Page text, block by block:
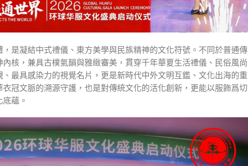
是凝結中式禮儀、東方美學與民族精神的文化符號。不同於普通傳
核，兼具古樸氣韻與雅緻審美，貫穿千年華夏生活禮儀、民俗風尚
最具感染力的視覺名片，更是新時代中外文明互鑑、文化出海的重
冠文脈的溯源守護，也是對傳統文化的活化創新，更能以服飾爲切
蘊。